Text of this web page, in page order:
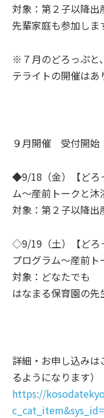
対象：第２子以降出
先輩家庭も参加しま
※７月のどろっぷと
テライトの開催はあ
９月開催 受付開
◆9/18（金）【どろ
ム～産前トークと沐
対象：第２子以降出
◇9/19（土）【どろ
プログラム～産前
対象：どなたでも
はなまる保育園の先
詳細・お申し込み
るようになります）
https://